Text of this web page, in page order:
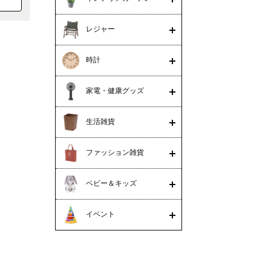
レジャー
時計
家電・健康グッズ
生活雑貨
ファッション雑貨
ベビー＆キッズ
イベント